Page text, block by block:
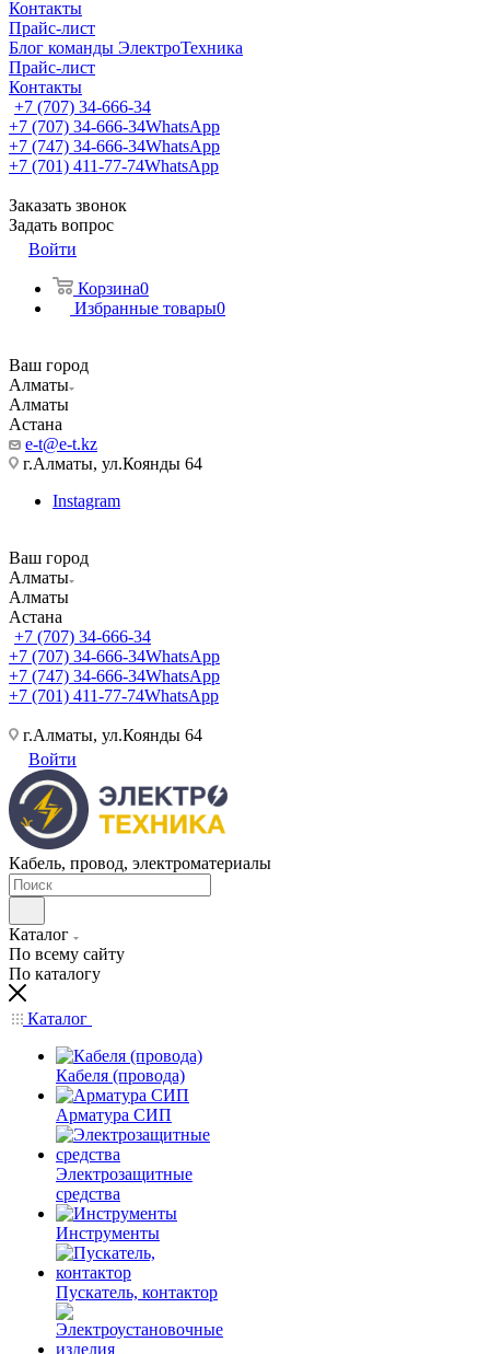
Контакты
Прайс-лист
Блог команды ЭлектроТехника
Прайс-лист
Контакты
+7 (707) 34-666-34
+7 (707) 34-666-34WhatsApp
+7 (747) 34-666-34WhatsApp
+7 (701) 411-77-74WhatsApp
Заказать звонок
Задать вопрос
Войти
Корзина0
Избранные товары0
Ваш город
Алматы
Алматы
Астана
e-t@e-t.kz
г.Алматы, ул.Коянды 64
Instagram
Ваш город
Алматы
Алматы
Астана
+7 (707) 34-666-34
+7 (707) 34-666-34WhatsApp
+7 (747) 34-666-34WhatsApp
+7 (701) 411-77-74WhatsApp
г.Алматы, ул.Коянды 64
Войти
Кабель, провод, электроматериалы
Каталог
По всему сайту
По каталогу
Каталог
Кабеля (провода)
Арматура СИП
Электрозащитные
средства
Инструменты
Пускатель, контактор